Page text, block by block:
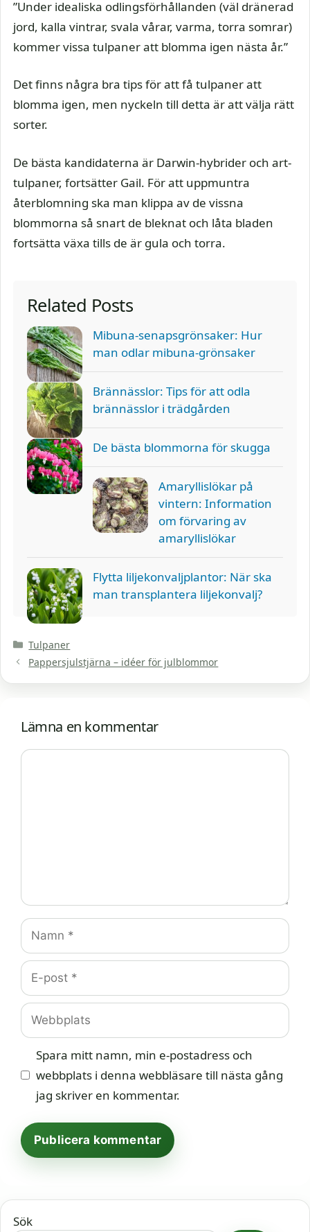
”Under idealiska odlingsförhållanden (väl dränerad
jord, kalla vintrar, svala vårar, varma, torra somrar)
kommer vissa tulpaner att blomma igen nästa år.”
Det finns några bra tips för att få tulpaner att
blomma igen, men nyckeln till detta är att välja rätt
sorter.
De bästa kandidaterna är Darwin-hybrider och art-
tulpaner, fortsätter Gail. För att uppmuntra
återblomning ska man klippa av de vissna
blommorna så snart de bleknat och låta bladen
fortsätta växa tills de är gula och torra.
Related Posts
Mibuna-senapsgrönsaker: Hur
man odlar mibuna-grönsaker
Brännässlor: Tips för att odla
brännässlor i trädgården
De bästa blommorna för skugga
Amaryllislökar på
vintern: Information
om förvaring av
amaryllislökar
Flytta liljekonvaljplantor: När ska
man transplantera liljekonvalj?
Kategorier
Tulpaner
Pappersjulstjärna – idéer för julblommor
Lämna en kommentar
Kommentar
Namn
E-
post
Webbplats
Spara mitt namn, min e-postadress och
webbplats i denna webbläsare till nästa gång
jag skriver en kommentar.
Sök